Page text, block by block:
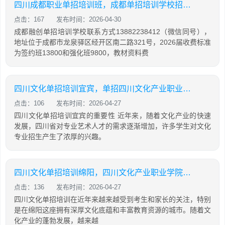
四川成都职业单招培训班，成都单招培训学校招生名额
点击：167 发布时间：2026-04-30
成都融创单招培训学校联系方式13882238412（微信同号），
地址位于成都市龙泉驿区经开区南二路321号，2026届收费标准
为签约班13800和强化班9800，教材资料费
四川文化单招培训宜宾，单招四川文化产业职业学院
点击：106 发布时间：2026-04-27
四川文化单招培训宜宾的重要性 近年来，随着文化产业的快速
发展，四川省对专业艺术人才的需求逐渐增加，许多学生对文化
专业招生产生了浓厚的兴趣。
四川文化单招培训绵阳，四川文化产业职业学院单招考试时间
点击：136 发布时间：2026-04-27
四川文化单招培训在近年来越来越受到考生和家长的关注，特别
是在绵阳这座拥有深厚文化底蕴和丰富教育资源的城市。随着文
化产业的蓬勃发展，越来越